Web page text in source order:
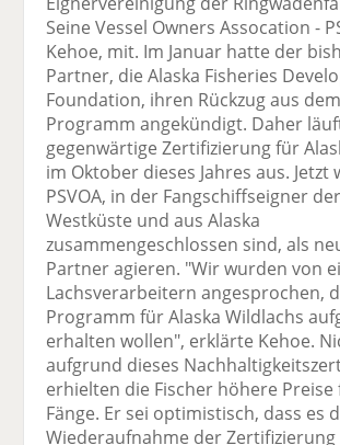
Seine Vessel Owners Assocation -
Kehoe, mit. Im Januar hatte der
Partner, die Alaska Fisheries
Foundation, ihren Rückzug aus
Programm angekündigt. Daher
gegenwärtige Zertifizierung für
im Oktober dieses Jahres aus. Jetzt
PSVOA, in der Fangschiffseigner
Westküste und aus Alaska
zusammengeschlossen sind, als
Partner agieren. "Wir wurden von
Lachsverarbeitern angesprochen,
Programm für Alaska Wildlachs
erhalten wollen", erklärte Kehoe.
aufgrund dieses
erhielten die Fischer höhere
Fänge. Er sei optimistisch, dass es
Wiederaufnahme der Zertifizierung